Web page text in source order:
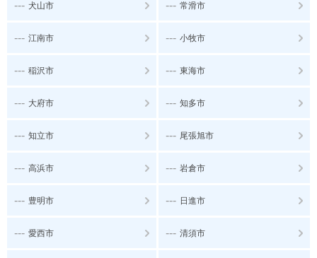
--- 犬山市 --- 常滑市
--- 江南市 --- 小牧市
--- 稲沢市 --- 東海市
--- 大府市 --- 知多市
--- 知立市 --- 尾張旭市
--- 高浜市 --- 岩倉市
--- 豊明市 --- 日進市
--- 愛西市 --- 清須市